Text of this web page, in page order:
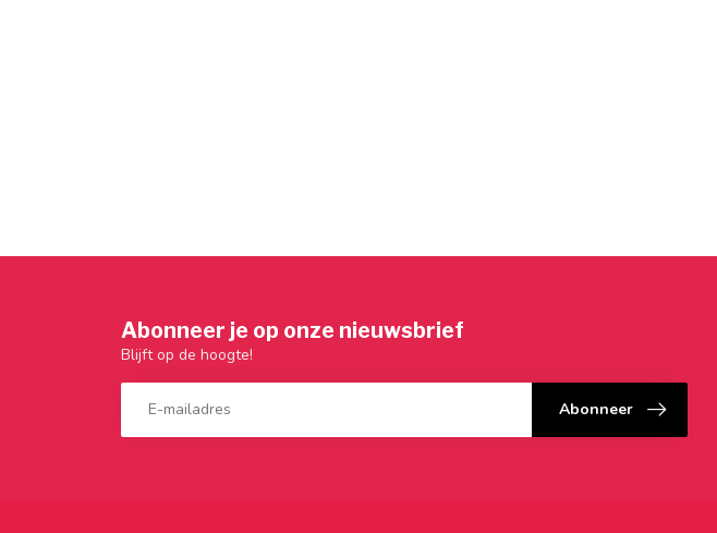
Abonneer je op onze nieuwsbrief
Blijft op de hoogte!
Abonneer